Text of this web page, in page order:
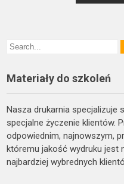
Materiały do szkoleń
Nasza drukarnia specjalizuje
specjalne życzenie klientów.
odpowiednim, najnowszym,
któremu jakość wydruku jest
najbardziej wybrednych